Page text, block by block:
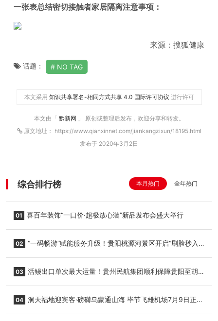
一张表总结密切接触者家居隔离注意事项：
来源：搜狐健康
话题： NO TAG
本文采用 知识共享署名-相同方式共享 4.0 国际许可协议 进行许可
本文由「 黔新网 」 原创或整理后发布，欢迎分享和转发。
原文地址： https://www.qianxinnet.com/jiankangzixun/18195.html
发布于 2020年3月2日
综合排行榜 本月热门 全年热门
01 喜百年装饰“一口价·超极放心装”新品发布会盛大举行
02 “一码畅游”赋能服务升级！贵阳桃源河景区开启“刷脸秒入
03 活鳗出口单次最大运量！贵州民航集团顺利保障贵阳至胡
04 洞天福地迎宾客·磅礴乌蒙通山海 毕节飞雄机场7月9日正式